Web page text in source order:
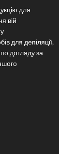
для
вій
для депіляції,
догляду за